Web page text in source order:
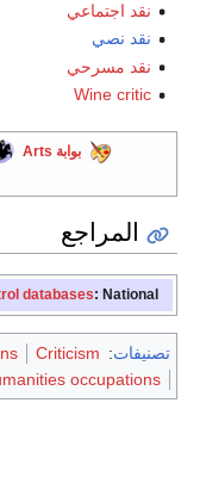
نقد اجتماعي
نقد نصي
نقد مسرحي
Wine critic
بوابة Arts
المراجع
databases: National
تصنيفات:
Criticism
occupations